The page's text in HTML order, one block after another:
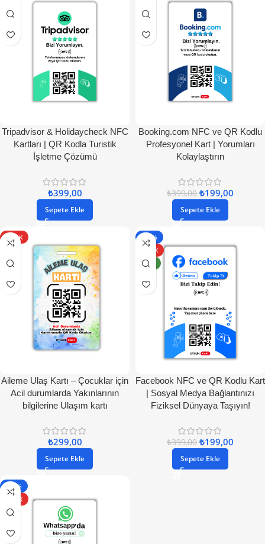
Tripadvisor & Holidaycheck NFC
Kartları | QR Kodla Turistik
İşletme Çözümü
₺399,00
Sepete Ekle
Booking.com NFC ve QR Kodlu
Profesyonel Kart | Yorumları
Kolaylaştırın
₺399,00 ₺199,00
Sepete Ekle
SICAK
Aileme Ulaş Kartı – Çocuklar için
Acil durumlarda Yakınlarının
bilgilerine Ulaşım kartı
₺299,00
Sepete Ekle
- 50%
SICAK
YENI
Facebook NFC ve QR Kodlu Kart
| Sosyal Medya Bağlantınızı
Fiziksel Dünyaya Taşıyın!
₺399,00 ₺199,00
Sepete Ekle
- 34%
SICAK